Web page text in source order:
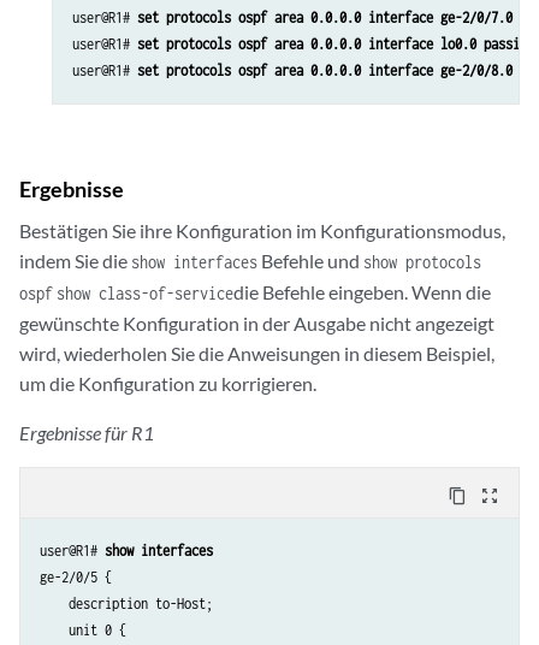
user@R1# set protocols ospf area 0.0.0.0 interface ge-2/0/7.0
user@R1# set protocols ospf area 0.0.0.0 interface lo0.0 passive
user@R1# set protocols ospf area 0.0.0.0 interface ge-2/0/8.0
Ergebnisse
Bestätigen Sie ihre Konfiguration im Konfigurationsmodus,
indem Sie die show interfaces Befehle und show protocols
ospf show class-of-servicedie Befehle eingeben. Wenn die
gewünschte Konfiguration in der Ausgabe nicht angezeigt
wird, wiederholen Sie die Anweisungen in diesem Beispiel,
um die Konfiguration zu korrigieren.
Ergebnisse für R1
content_copy zoom_out_map
user@R1# show interfaces
ge-2/0/5 {
    description to-Host;
    unit 0 {